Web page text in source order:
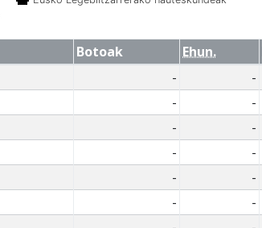
Botoak Ehun.
- -
- -
- -
- -
- -
- -